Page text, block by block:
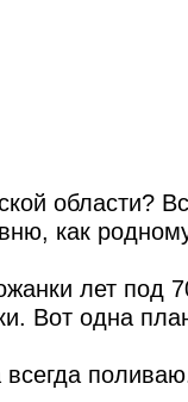
области?
как
лет под
Вот одна
всегда